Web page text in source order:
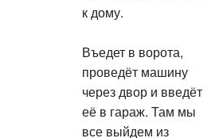
к дому.
Въедет в ворота,
проведёт машину
через двор и введёт
её в гараж. Там мы
все выйдем из